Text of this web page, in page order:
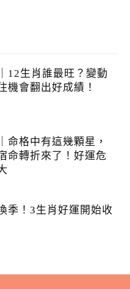
12生肖誰最旺？變動
機會翻出好成績！
命格中有這幾顆星，
命轉折來了！好運危
季！3生肖好運開始收